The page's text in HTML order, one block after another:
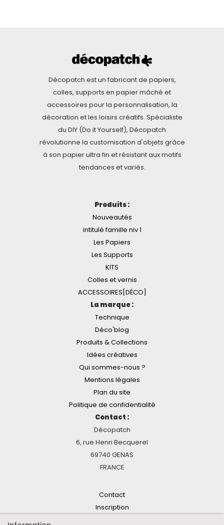
Décopatch est un fabricant de papiers,
colles, supports en papier mâché et
accessoires pour la personnalisation, la
décoration et les loisirs créatifs. Spécialiste
du DIY (Do it Yourself), Décopatch
révolutionne la customisation d'objets grâce
à son papier ultra fin et résistant aux motifs
tendances et variés.
Produits :
Nouveautés
intitulé famille niv 1
Les Papiers
Les Supports
KITS
Colles et vernis
ACCESSOIRES[DÉCO]
La marque :
Technique
Déco'blog
Produits & Collections
Idées créatives
Qui sommes-nous ?
Mentions légales
Plan du site
Politique de confidentialité
Contact :
Décopatch
6, rue Henri Becquerel
69740 GENAS
FRANCE
Contact
Inscription